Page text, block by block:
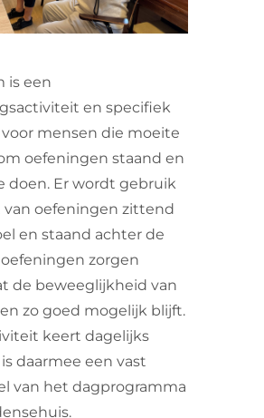
is een
en specifiek
mensen die moeite
oefeningen staand en
doen. Er wordt gebruik
oefeningen zittend
en staand achter de
zorgen
de beweeglijkheid van
zo goed mogelijk blijft.
keert dagelijks
daarmee een vast
van het dagprogramma